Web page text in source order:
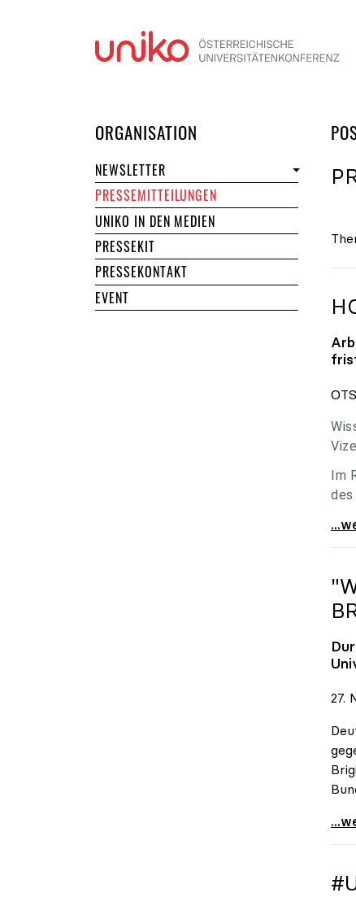
ORGANISATION
NEWSLETTER
PRESSEMITTEILUNGEN
UNIKO IN DEN MEDIEN
PRESSEKIT
PRESSEKONTAKT
EVENT
Im
27.